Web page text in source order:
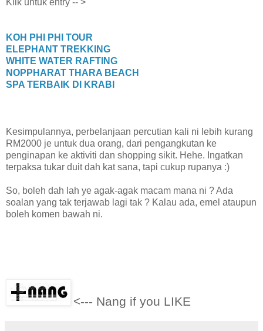
KOH PHI PHI TOUR
ELEPHANT TREKKING
WHITE WATER RAFTING
NOPPHARAT THARA BEACH
SPA TERBAIK DI KRABI
Kesimpulannya, perbelanjaan percutian kali ni lebih kurang
RM2000 je untuk dua orang, dari pengangkutan ke
penginapan ke aktiviti dan shopping sikit. Hehe. Ingatkan
terpaksa tukar duit dah kat sana, tapi cukup rupanya :)
So, boleh dah lah ye agak-agak macam mana ni ? Ada
soalan yang tak terjawab lagi tak ? Kalau ada, emel ataupun
boleh komen bawah ni.
<--- Nang if you LIKE